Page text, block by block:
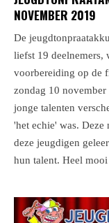
NOVEMBER 2019
De
liefst 19 deelnemers,
voorbereiding op de
zondag 10
jonge talenten
'het echie' was.
deze jeugdigen
hun talent. Heel